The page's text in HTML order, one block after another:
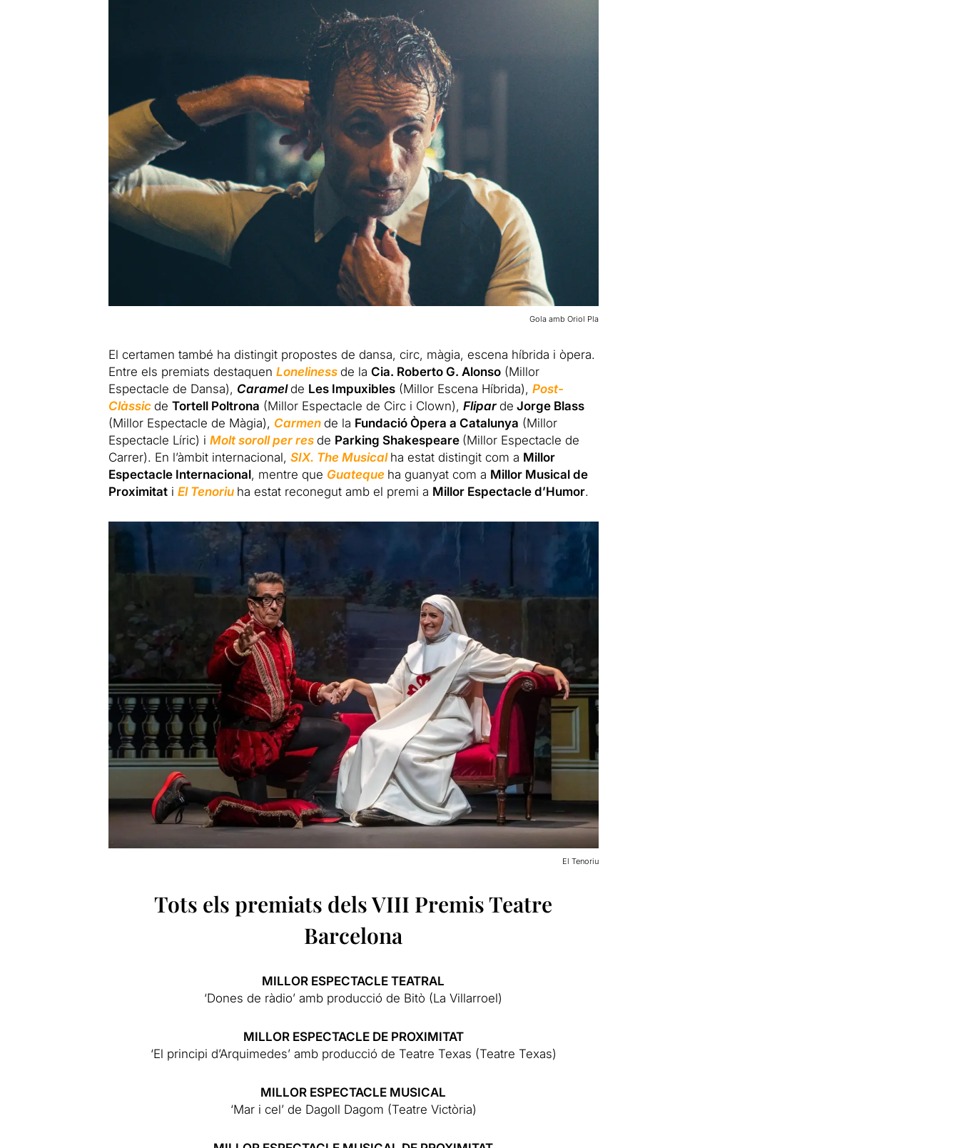
Gola amb Oriol Pla
El certamen també ha distingit propostes de dansa, circ, màgia, escena híbrida i òpera.
Entre els premiats destaquen Loneliness de la Cia. Roberto G. Alonso(Millor
Espectacle de Dansa), Caramelde Les Impuxibles(Millor Escena Híbrida), Post-
Clàssic de Tortell Poltrona (Millor Espectacle de Circ i Clown), Flipar de Jorge Blass
(Millor Espectacle de Màgia), Carmen de la Fundació Òpera a Catalunya (Millor
Espectacle Líric) i Molt soroll per res de Parking Shakespeare (Millor Espectacle de
Carrer). En l’àmbit internacional, SIX. The Musical ha estat distingit com a Millor
Espectacle Internacional, mentre que Guateque ha guanyat com a Millor Musical de
Proximitati El Tenoriu ha estat reconegut amb el premi a Millor Espectacle d’Humor.
El Tenoriu
Tots els premiats dels VIII Premis Teatre
Barcelona
MILLOR ESPECTACLE TEATRAL
‘Dones de ràdio’ amb producció de Bitò (La Villarroel)
MILLOR ESPECTACLE DE PROXIMITAT
‘El principi d’Arquimedes’ amb producció de Teatre Texas (Teatre Texas)
MILLOR ESPECTACLE MUSICAL
‘Mar i cel’ de Dagoll Dagom (Teatre Victòria)